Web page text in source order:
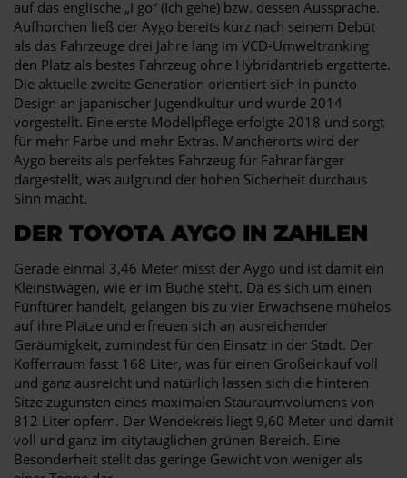
auf das englische „I go“ (Ich gehe) bzw. dessen Aussprache.
Aufhorchen ließ der Aygo bereits kurz nach seinem Debüt
als das Fahrzeuge drei Jahre lang im VCD-Umweltranking
den Platz als bestes Fahrzeug ohne Hybridantrieb ergatterte.
Die aktuelle zweite Generation orientiert sich in puncto
Design an japanischer Jugendkultur und wurde 2014
vorgestellt. Eine erste Modellpflege erfolgte 2018 und sorgt
für mehr Farbe und mehr Extras. Mancherorts wird der
Aygo bereits als perfektes Fahrzeug für Fahranfänger
dargestellt, was aufgrund der hohen Sicherheit durchaus
Sinn macht.
DER TOYOTA AYGO IN ZAHLEN
Gerade einmal 3,46 Meter misst der Aygo und ist damit ein
Kleinstwagen, wie er im Buche steht. Da es sich um einen
Fünftürer handelt, gelangen bis zu vier Erwachsene mühelos
auf ihre Plätze und erfreuen sich an ausreichender
Geräumigkeit, zumindest für den Einsatz in der Stadt. Der
Kofferraum fasst 168 Liter, was für einen Großeinkauf voll
und ganz ausreicht und natürlich lassen sich die hinteren
Sitze zugunsten eines maximalen Stauraumvolumens von
812 Liter opfern. Der Wendekreis liegt 9,60 Meter und damit
voll und ganz im citytauglichen grünen Bereich. Eine
Besonderheit stellt das geringe Gewicht von weniger als